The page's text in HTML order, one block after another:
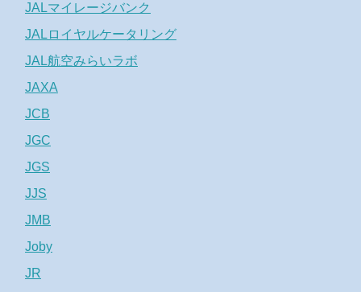
JALマイレージバンク
JALロイヤルケータリング
JAL航空みらいラボ
JAXA
JCB
JGC
JGS
JJS
JMB
Joby
JR